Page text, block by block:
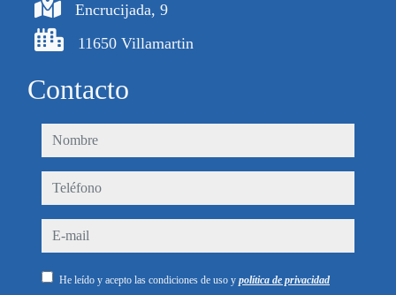
Encrucijada, 9
11650 Villamartin
Contacto
nombre
teléfono
e-mail
He leído y acepto las condiciones de uso y política de privacidad